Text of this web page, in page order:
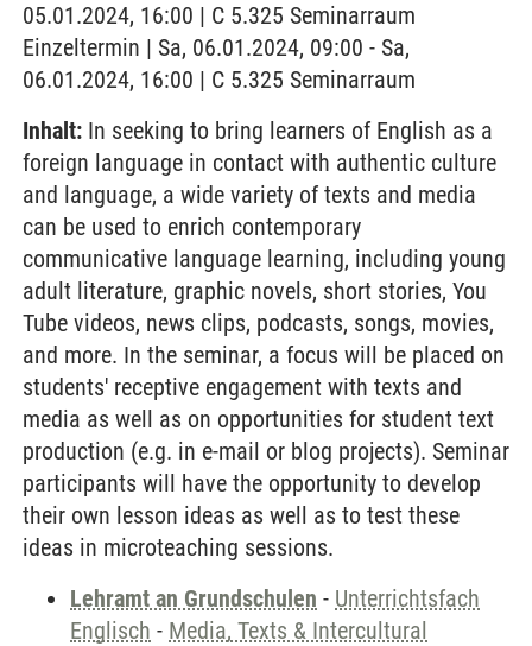
05.01.2024, 16:00 | C 5.325 Seminarraum
Einzeltermin | Sa, 06.01.2024, 09:00 - Sa,
06.01.2024, 16:00 | C 5.325 Seminarraum
Inhalt: In seeking to bring learners of English as a
foreign language in contact with authentic culture
and language, a wide variety of texts and media
can be used to enrich contemporary
communicative language learning, including young
adult literature, graphic novels, short stories, You
Tube videos, news clips, podcasts, songs, movies,
and more. In the seminar, a focus will be placed on
students' receptive engagement with texts and
media as well as on opportunities for student text
production (e.g. in e-mail or blog projects). Seminar
participants will have the opportunity to develop
their own lesson ideas as well as to test these
ideas in microteaching sessions.
Lehramt an Grundschulen - Unterrichtsfach
Englisch - Media, Texts & Intercultural